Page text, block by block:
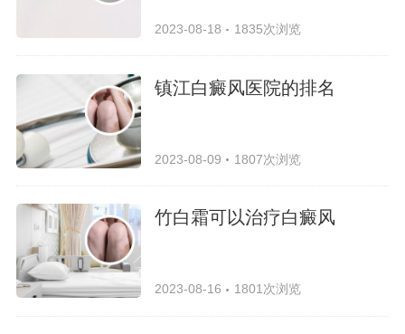
2023-08-18 1835次浏览
镇江白癜风医院的排名
2023-08-09 1807次浏览
竹白霜可以治疗白癜风
2023-08-16 1801次浏览